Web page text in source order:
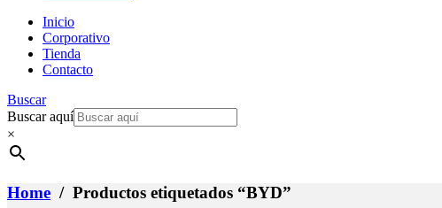
Inicio
Corporativo
Tienda
Contacto
Buscar
Buscar aquí
×
Home / Productos etiquetados “BYD”